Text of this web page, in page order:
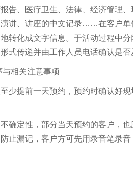
告、医疗卫生、法律、经济管理
讲、讲座的中文记录……在客户
转化成文字信息。于活动过程中
式传递并由工作人员电话确认是否
相关注意事项
少提前一天预约，预约时确认好
确定性，部分当天预约的客户，
止漏记，客户方可先用录音笔录